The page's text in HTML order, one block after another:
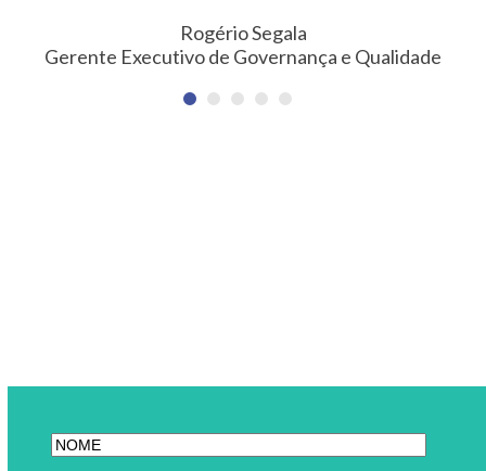
Rogério Segala
Gerente Executivo de Governança e Qualidade